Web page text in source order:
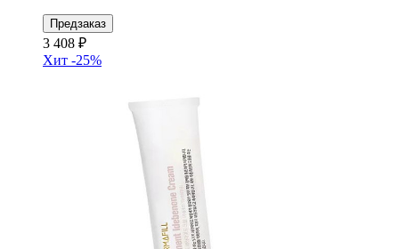
Предзаказ
3 408 ₽
Хит -25%